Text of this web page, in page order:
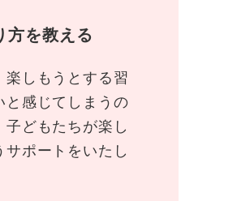
方を教える
楽しもうとする習
と感じてしまうの
どもたちが楽し
ポートをいたし